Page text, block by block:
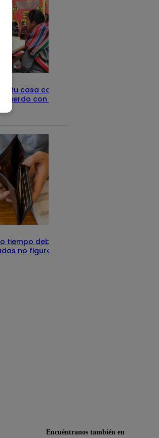
si tu casa califica
con el Sisfoh
tiempo debe pasar
no figuren en su
Encuéntranos también en